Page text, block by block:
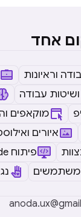
אחד
וראיונות
עבודה
מוקאפים
איורים
Low Code פיתוח